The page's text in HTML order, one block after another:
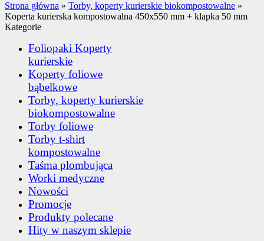
Strona główna » Torby, koperty kurierskie biokompostowalne »
Koperta kurierska kompostowalna 450x550 mm + klapka 50 mm
Kategorie
Foliopaki Koperty
kurierskie
Koperty foliowe
bąbelkowe
Torby, koperty kurierskie
biokompostowalne
Torby foliowe
Torby t-shirt
kompostowalne
Taśma plombująca
Worki medyczne
Nowości
Promocje
Produkty polecane
Hity w naszym sklepie